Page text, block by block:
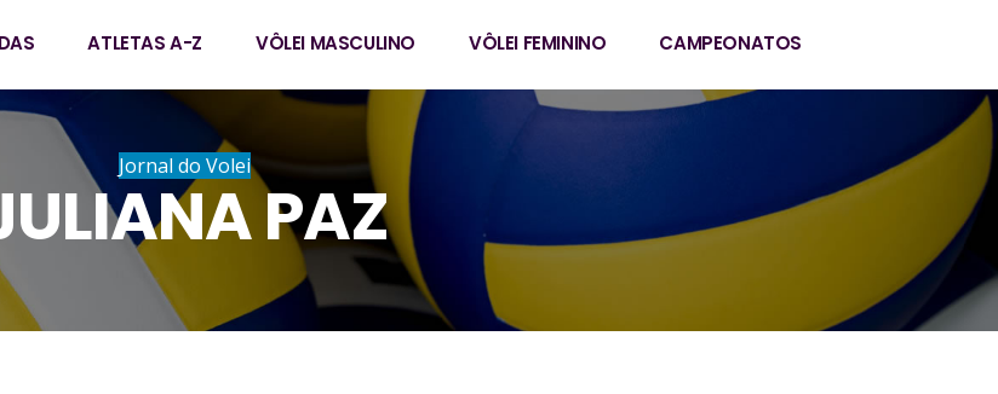
ATLETAS A-Z VÔLEI MASCULINO VÔLEI FEMININO CAMPEONATOS
Jornal do Volei
PAZ